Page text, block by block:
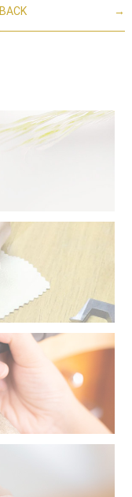
→
BACK